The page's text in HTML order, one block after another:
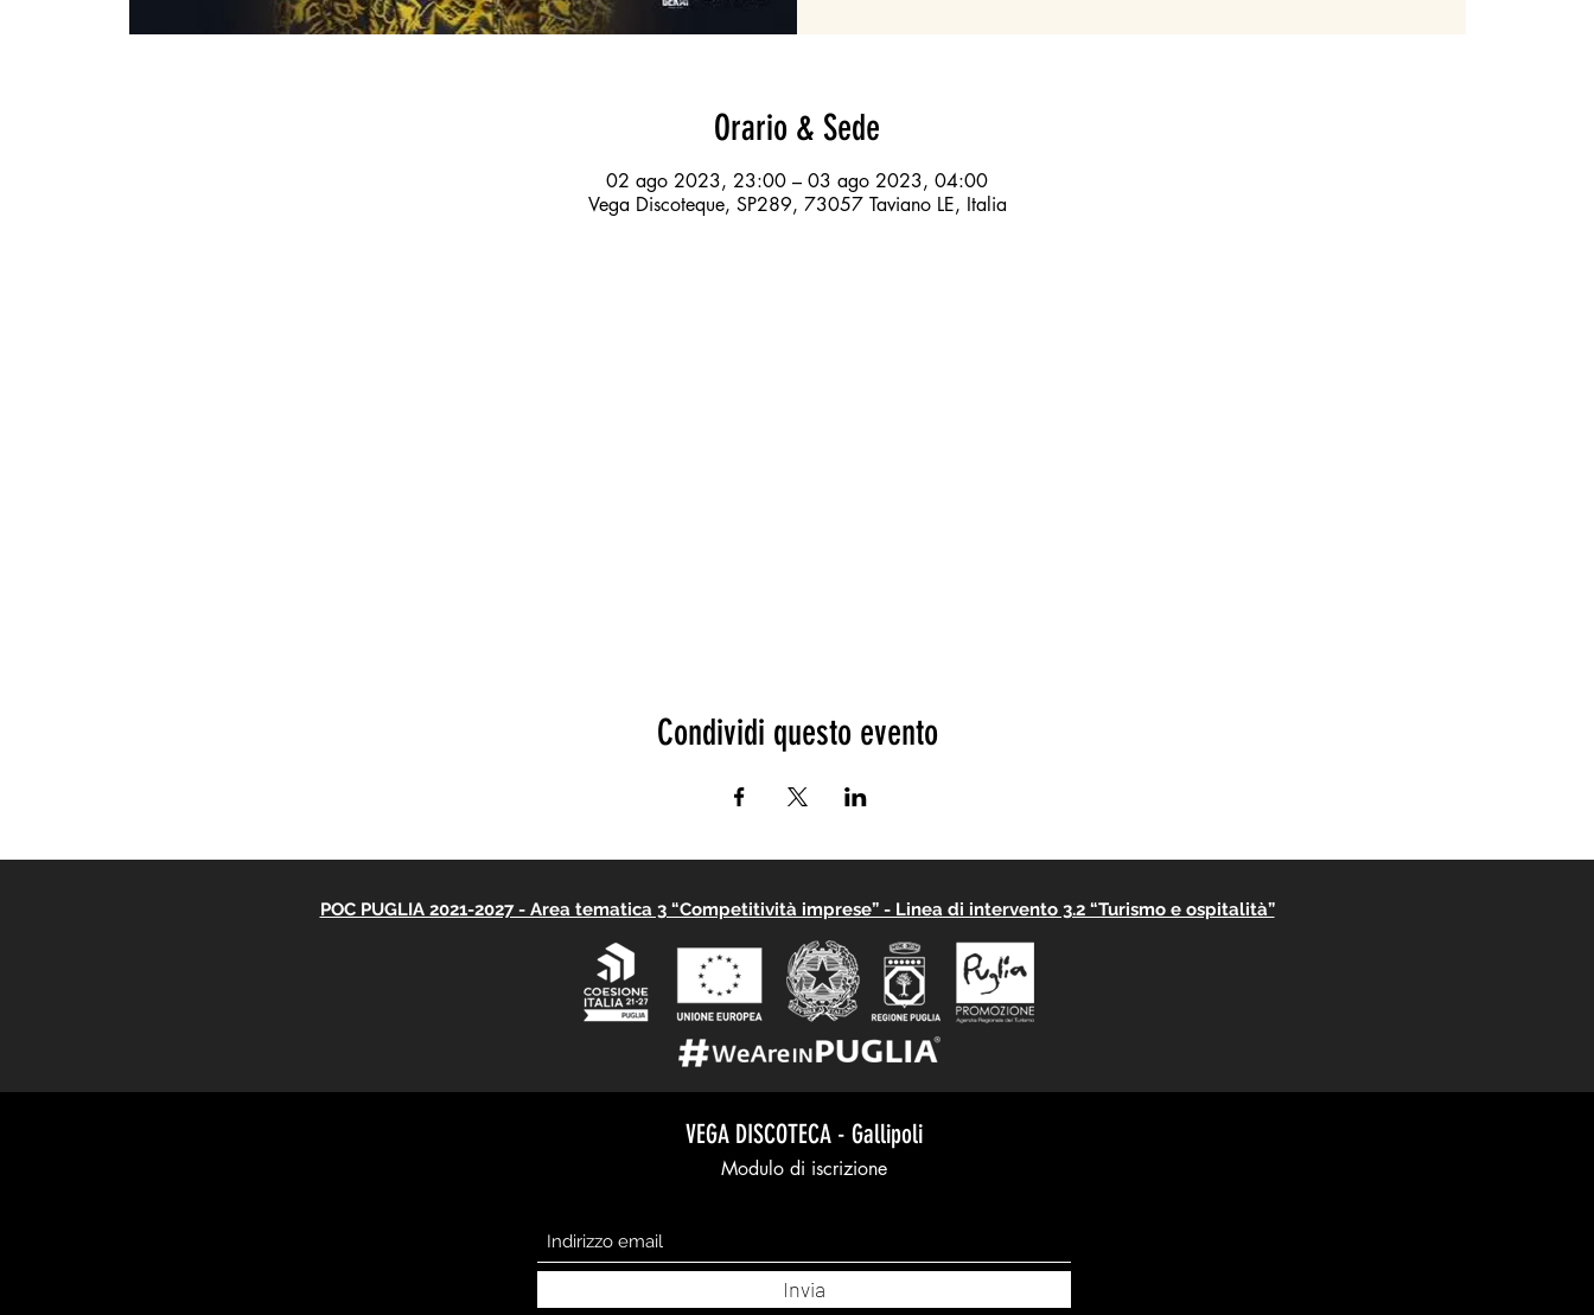
Orario & Sede
02 ago 2023, 23:00 – 03 ago 2023, 04:00
Vega Discoteque, SP289, 73057 Taviano LE, Italia
Condividi questo evento
POC PUGLIA 2021-2027 - Area tematica 3 “Competitività imprese” - Linea di intervento 3.2 “Turismo e ospitalità”
VEGA DISCOTECA - Gallipoli
Modulo di iscrizione
Invia